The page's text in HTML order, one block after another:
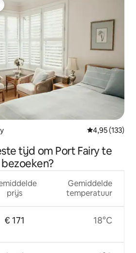
Gemiddelde
4,95 (133)
tijd om Port Fairy te
bezoeken?
prijs
€ 171
Gemiddelde
temperatuur
18°C